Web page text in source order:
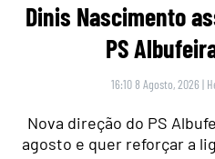
Dinis Nascimento
PS
16:10 8 Agosto, 2026 |
Nova direção do PS
agosto e quer reforçar a